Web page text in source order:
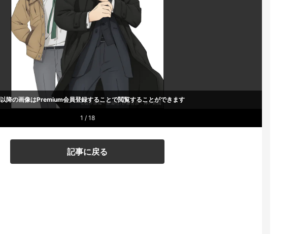
以降の画像はPremium会員登録することで閲覧することができます
1 / 18
記事に戻る